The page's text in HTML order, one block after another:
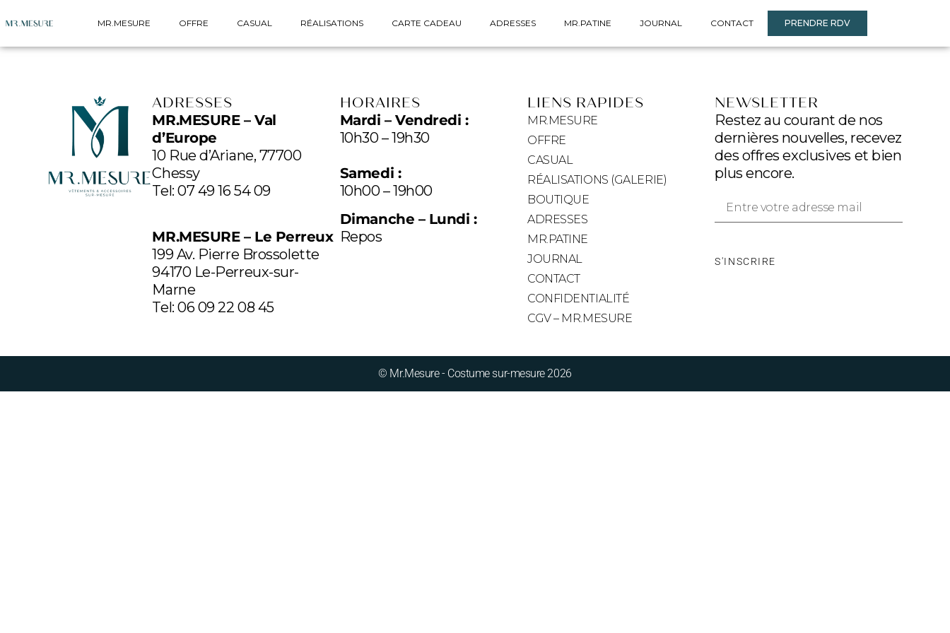
MR.MESURE OFFRE CASUAL RÉALISATIONS CARTE CADEAU ADRESSES MR.PATINE JOURNAL CONTACT PRENDRE RDV
ADRESSES
MR.MESURE – Val
d’Europe
10 Rue d’Ariane, 77700
Chessy
Tel:07 49 16 54 09
MR.MESURE – Le Perreux
199 Av. Pierre Brossolette
94170 Le-Perreux-sur-
Marne
Tel: 06 09 22 08 45
HORAIRES
Mardi – Vendredi :
10h30 – 19h30
Samedi :
10h00 – 19h00
Dimanche – Lundi :
Repos
LIENS RAPIDES
MR.MESURE
OFFRE
CASUAL
RÉALISATIONS (GALERIE)
BOUTIQUE
ADRESSES
MR.PATINE
JOURNAL
CONTACT
CONFIDENTIALITÉ
CGV – MR.MESURE
NEWSLETTER
Restez au courant de nos
dernières nouvelles, recevez
des offres exclusives et bien
plus encore.
S'INSCRIRE
© Mr.Mesure - Costume sur-mesure 2026